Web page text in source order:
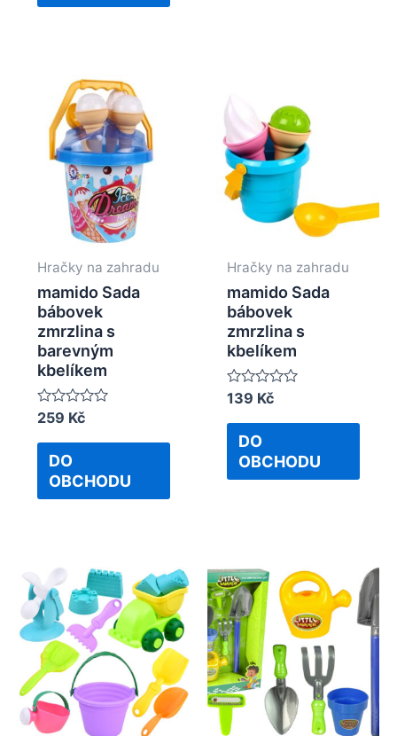
Hračky na zahradu
mamido Sada
bábovek
zmrzlina s
barevným
kbelíkem
Rated
out
259 Kč
DO
OBCHODU
Hračky na zahradu
mamido Sada
bábovek
zmrzlina s
kbelíkem
Rated
out
139 Kč
DO
OBCHODU